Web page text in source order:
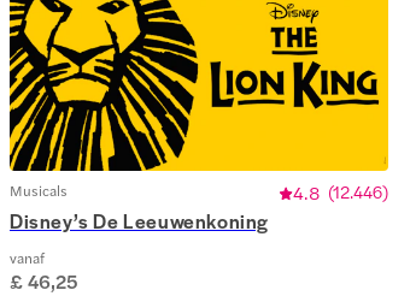
Musicals 4.8 (12.446)
Disney’s De Leeuwenkoning
vanaf
£ 46,25